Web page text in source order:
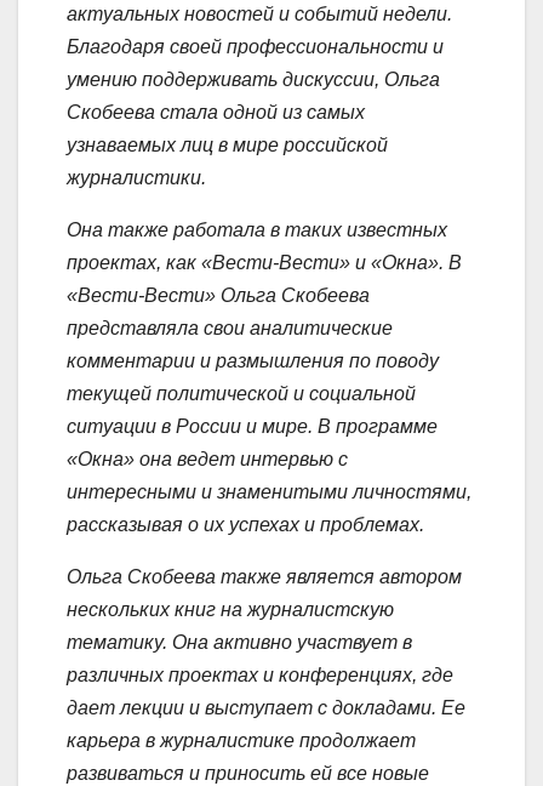
актуальных новостей и событий недели.
Благодаря своей профессиональности и
умению поддерживать дискуссии, Ольга
Скобеева стала одной из самых
узнаваемых лиц в мире российской
журналистики.
Она также работала в таких известных
проектах, как «Вести-Вести» и «Окна». В
«Вести-Вести» Ольга Скобеева
представляла свои аналитические
комментарии и размышления по поводу
текущей политической и социальной
ситуации в России и мире. В программе
«Окна» она ведет интервью с
интересными и знаменитыми личностями,
рассказывая о их успехах и проблемах.
Ольга Скобеева также является автором
нескольких книг на журналистскую
тематику. Она активно участвует в
различных проектах и конференциях, где
дает лекции и выступает с докладами. Ее
карьера в журналистике продолжает
развиваться и приносить ей все новые